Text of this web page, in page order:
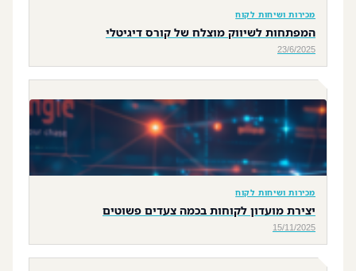
מכירות ושיחות לקוח
המפתחות לשיווק מוצלח של קורס דיגיטלי
23/6/2025
מכירות ושיחות לקוח
יצירת מועדון לקוחות בכמה צעדים פשוטים
15/11/2025